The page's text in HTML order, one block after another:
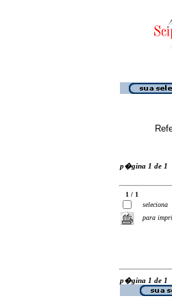
p�gina 1 de 1
1 / 1
seleciona
para
p�gina 1 de 1